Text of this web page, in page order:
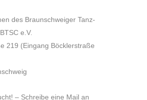
des Braunschweiger Tanz-
e.V.
219 (Eingang Böcklerstraße
– Schreibe eine Mail an